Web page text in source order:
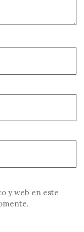
y web en este